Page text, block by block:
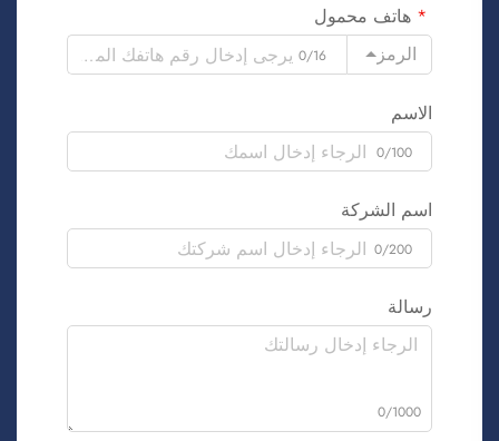
هاتف محمول
الرمز
0/16
الاسم
0/100
اسم الشركة
0/200
رسالة
0/1000